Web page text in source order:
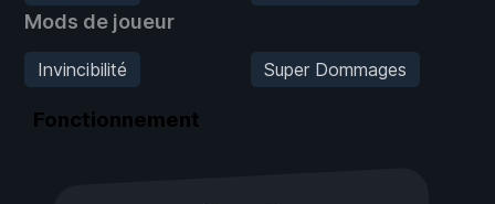
Mods de joueur
Invincibilité Super Dommages
Fonctionnement